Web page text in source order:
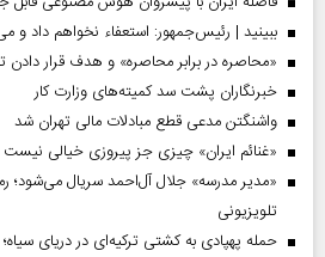
ببینید | رئیس‌جمهور: استعفاء نخواهم داد و
«محاصره در برابر محاصره» و هدف قرار
خبرنگاران پشت سد کمیته‌های وزارت کار
واشنگتن مدعی قطع مبادلات مالی تهران شد
«غنائم ایران» چیزی جز پیروزی خیالی نیست
«مدیر مدرسه» جلال آل‌احمد سریال می‌شود؛
تلویزیونی